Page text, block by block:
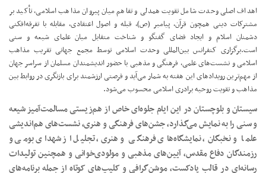
اهداف اصلی وحدت شامل تقویت همدلی و تفاهم میان پیروان مذاهب اسلامی، تأکید بر
مشترکات دینی همچون قرآن، پیامبر (ص)، قبله و اصول اعتقادی، مقابله با تفرقه‌افکنی
دشمنان اسلام و ایجاد فضای گفتگو و شناخت متقابل میان علمای شیعه و سنی
است.برگزاری کنفرانس بین‌المللی وحدت اسلامی توسط مجمع جهانی تقریب مذاهب
اسلامی و نشست‌های علمی، فرهنگی و مذهبی با حضور اندیشمندان مسلمان از سراسر جهان
از مهم‌ترین رویدادهای این هفته به شمار می‌آید و فرصتی ارزشمند برای بازنگری در روابط بین
مذاهب و تقویت روحیه برادری اسلامی محسوب می‌شود.
سیستان و بلوچستان در این ایام جلوه‌ای خاص از هم‌زیستی مسالمت‌آمیز شیعه
و سنی را به نمایش می‌گذارد، جشن‌های فرهنگی و هنری، نشست‌های هم‌اندیشی
علما و نخبگان، نمایشگاه‌های فرهنگی و هنری، تجلیل از شهدای بومی و
رزمندگان دفاع مقدس، آیین‌های مذهبی و مولودی‌خوانی و همچنین تولیدات
رسانه‌ای در قالب پادکست، موشن‌گرافی و کلیپ‌های کوتاه از جمله برنامه‌های